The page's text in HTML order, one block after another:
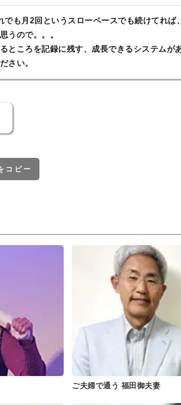
も月2回というスローペースでも続けてれば
うので。。。
ところを記録に残す、成長できるシステムが
さい。
コピー
ご夫婦で通う 福田御夫妻